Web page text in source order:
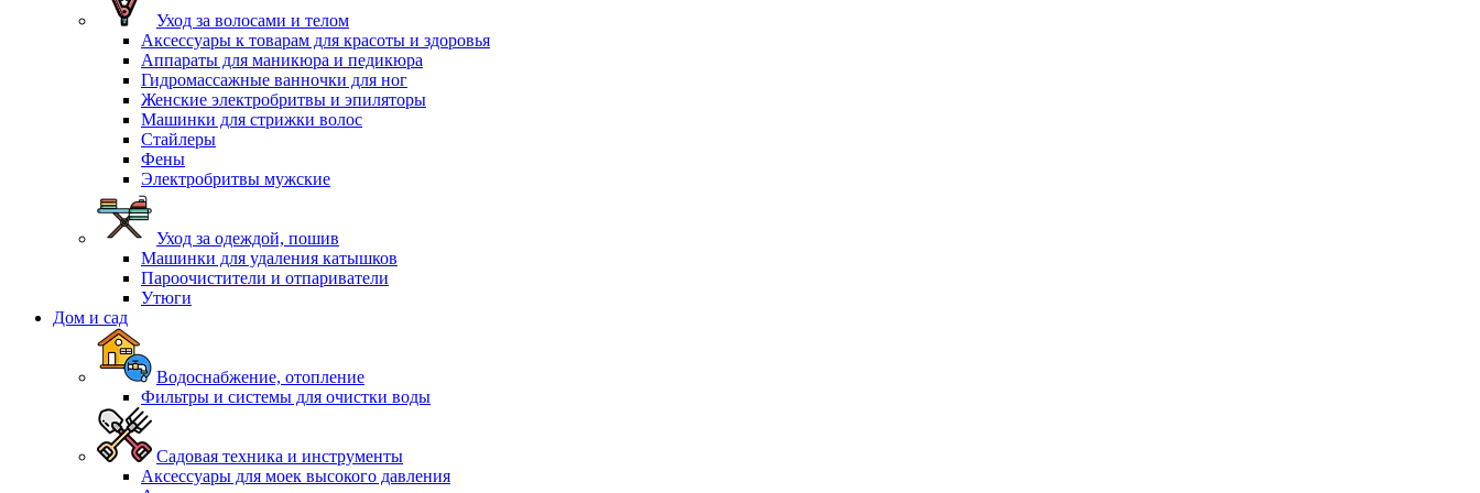
Уход за волосами и телом
Аксессуары к товарам для красоты и здоровья
Аппараты для маникюра и педикюра
Гидромассажные ванночки для ног
Женские электробритвы и эпиляторы
Машинки для стрижки волос
Стайлеры
Фены
Электробритвы мужские
Уход за одеждой, пошив
Машинки для удаления катышков
Пароочистители и отпариватели
Утюги
Дом и сад
Водоснабжение, отопление
Фильтры и системы для очистки воды
Садовая техника и инструменты
Аксессуары для моек высокого давления